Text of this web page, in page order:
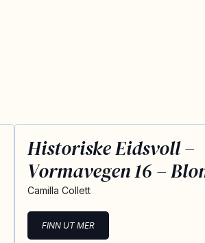
Historiske Eidsvoll –
Vormavegen 16 –
Camilla Collett
FINN UT MER